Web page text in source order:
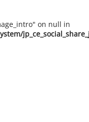
on null in